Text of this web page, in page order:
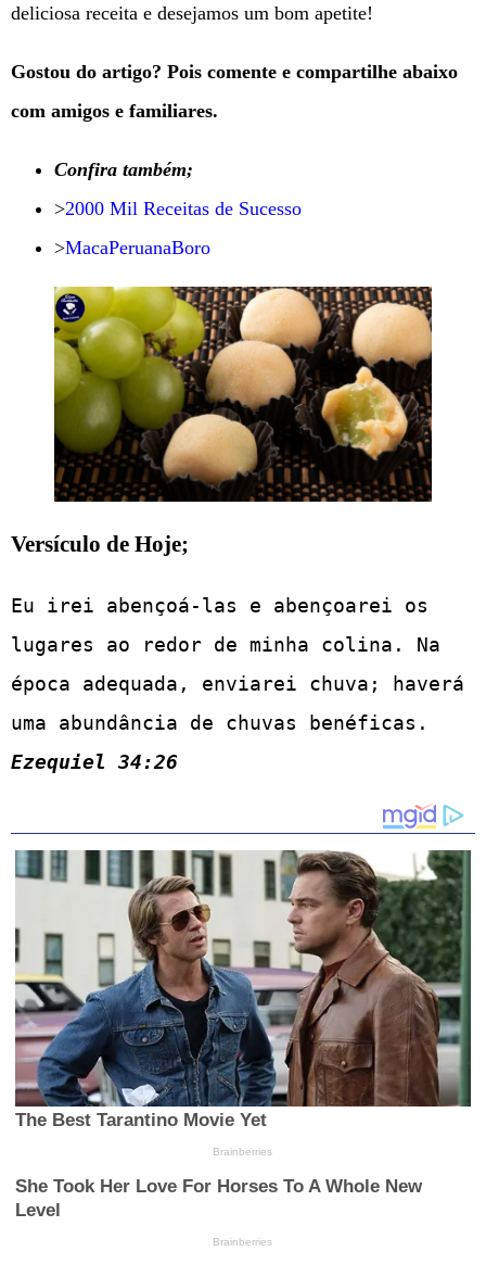
deliciosa receita e desejamos um bom apetite!
Gostou do artigo? Pois comente e compartilhe abaixo
com amigos e familiares.
Confira também;
>2000 Mil Receitas de Sucesso
>MacaPeruanaBoro
Versículo de Hoje;
Eu irei abençoá-las e abençoarei os
lugares ao redor de minha colina. Na
época adequada, enviarei chuva; haverá
Ezequiel 34:26